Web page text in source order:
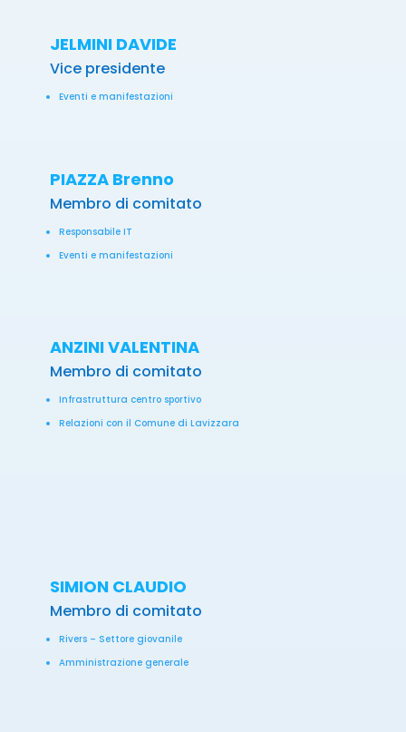
JELMINI DAVIDE
Vice presidente
Eventi e manifestazioni
PIAZZA Brenno
Membro di comitato
Responsabile IT
Eventi e manifestazioni
ANZINI VALENTINA
Membro di comitato
Infrastruttura centro sportivo
Relazioni con il Comune di Lavizzara
SIMION CLAUDIO
Membro di comitato
Rivers – Settore giovanile
Amministrazione generale